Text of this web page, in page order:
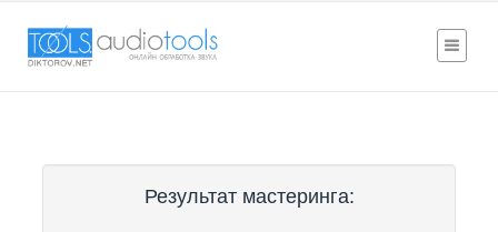
Результат мастеринга: